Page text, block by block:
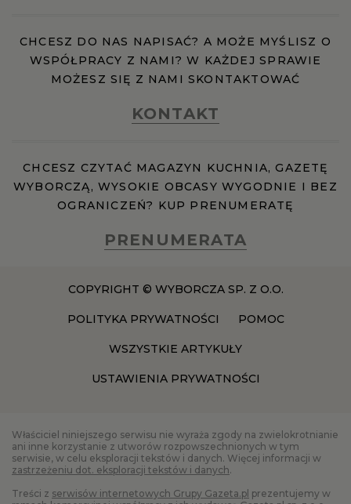
CHCESZ DO NAS NAPISAĆ? A MOŻE MYŚLISZ O
WSPÓŁPRACY Z NAMI? W KAŻDEJ SPRAWIE
MOŻESZ SIĘ Z NAMI SKONTAKTOWAĆ
KONTAKT
CHCESZ CZYTAĆ MAGAZYN KUCHNIA, GAZETĘ
WYBORCZĄ, WYSOKIE OBCASY WYGODNIE I BEZ
OGRANICZEŃ? KUP PRENUMERATĘ
PRENUMERATA
COPYRIGHT © WYBORCZA SP. Z O.O.
POLITYKA PRYWATNOŚCI POMOC
WSZYSTKIE ARTYKUŁY
USTAWIENIA PRYWATNOŚCI
Właściciel niniejszego serwisu nie wyraża zgody na zwielokrotnianie
ani inne korzystanie z utworów rozpowszechnionych w tym
serwisie, w celu eksploracji tekstów i danych. Więcej informacji w
zastrzeżeniu dot. eksploracji tekstów i danych.
Treści z serwisów internetowych Grupy Gazeta.pl prezentujemy w